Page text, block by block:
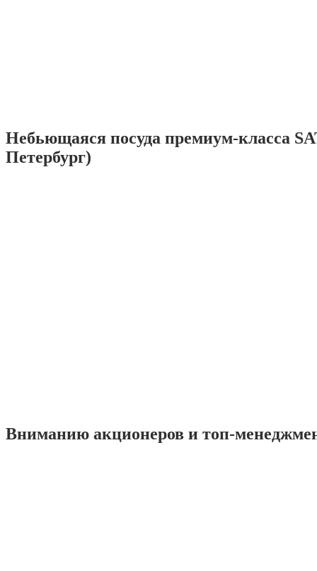
Небьющаяся посуда премиум-класса
Петербург)
Вниманию акционеров и топ-